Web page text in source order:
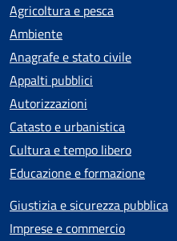
Agricoltura e pesca
Ambiente
Anagrafe e stato civile
Appalti pubblici
Autorizzazioni
Catasto e urbanistica
Cultura e tempo libero
Educazione e formazione
Giustizia e sicurezza pubblica
Imprese e commercio